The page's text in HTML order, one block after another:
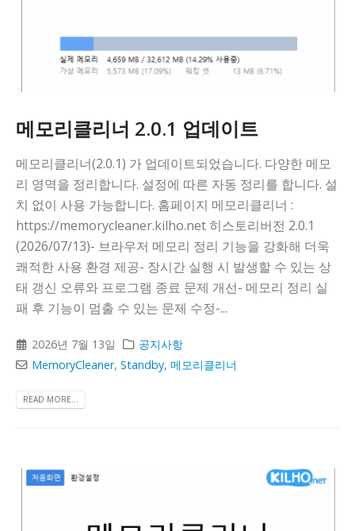
메모리클리너 2.0.1 업데이트
메모리클리너(2.0.1) 가 업데이트되었습니다. 다양한 메모
리 영역을 정리합니다. 설정에 따른 자동 정리를 합니다. 설
치 없이 사용 가능합니다. 홈페이지 메모리클리너 :
https://memorycleaner.kilho.net 히스토리버전 2.0.1
(2026/07/13)- 브라우저 메모리 정리 기능을 강화해 더욱
쾌적한 사용 환경 제공- 장시간 실행 시 발생할 수 있는 상
태 갱신 오류와 프로그램 종료 문제 개선- 메모리 정리 실
패 후 기능이 멈출 수 있는 문제 수정-...
2026년 7월 13일
공지사항
MemoryCleaner,Standby,메모리클리너
READ MORE...